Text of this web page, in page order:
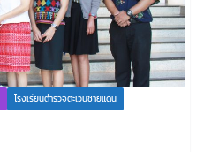
โรงเรียนตำรวจตะเวนชายแดน